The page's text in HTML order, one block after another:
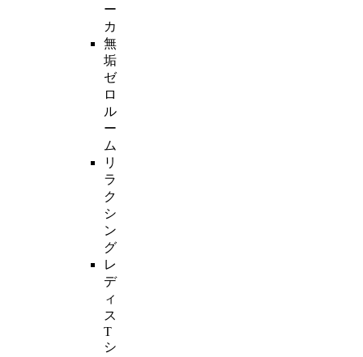
ー
カ
無
垢
ゼ
ロ
ル
ー
ム
リ
ラ
ク
シ
ン
グ
レ
デ
ィ
ス
T
シ